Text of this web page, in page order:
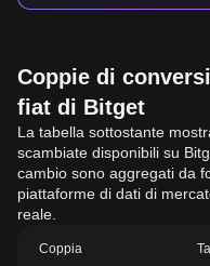
Coppie di
fiat di Bitget
La tabella sottostante
scambiate disponibili su
cambio sono aggregati da
piattaforme di dati di
reale.
Coppia